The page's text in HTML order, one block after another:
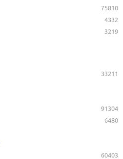
75810
4332
3219
33211
91304
6480
60403